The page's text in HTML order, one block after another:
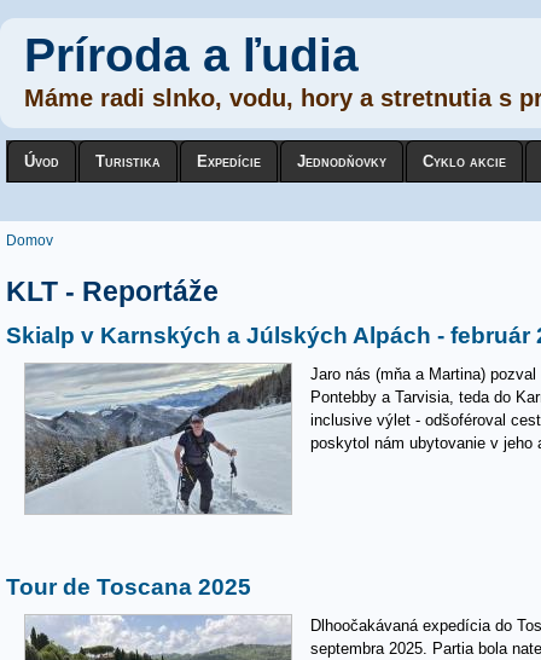
Príroda a ľudia
Máme radi slnko, vodu, hory a stretnutia s
Úvod Turistika Expedície Jednodňovky Cyklo akcie
Nachádzate sa tu
Domov
KLT - Reportáže
Skialp v Karnských a Júlských Alpách - február
Jaro nás (mňa a Martina)
Pontebby a Tarvisia, teda do
inclusive výlet - odšoféroval
poskytol nám ubytovanie v jeho
Tour de Toscana 2025
Dlhoočakávaná expedícia do
septembra 2025. Partia bola